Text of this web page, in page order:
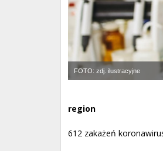
FOTO: zdj. ilustracyjne
region
612 zakażeń